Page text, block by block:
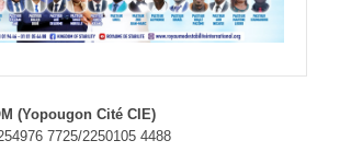
(Yopougon Cité CIE)
7725/2250105 4488